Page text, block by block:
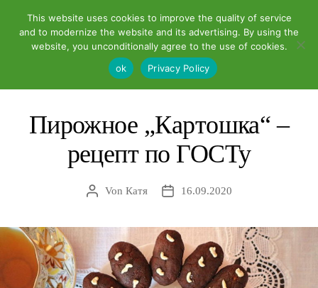
Вкусняшки
Пирожное „Картошка“ –
рецепт по ГОСТу
Beitragsautor
Von Катя Beitragsdatum
16.09.2020
This website uses cookies to improve the quality of service
and to modernize the website and its advertising. By using the
website, you unconditionally agree to the use of cookies.
ok
Privacy Policy